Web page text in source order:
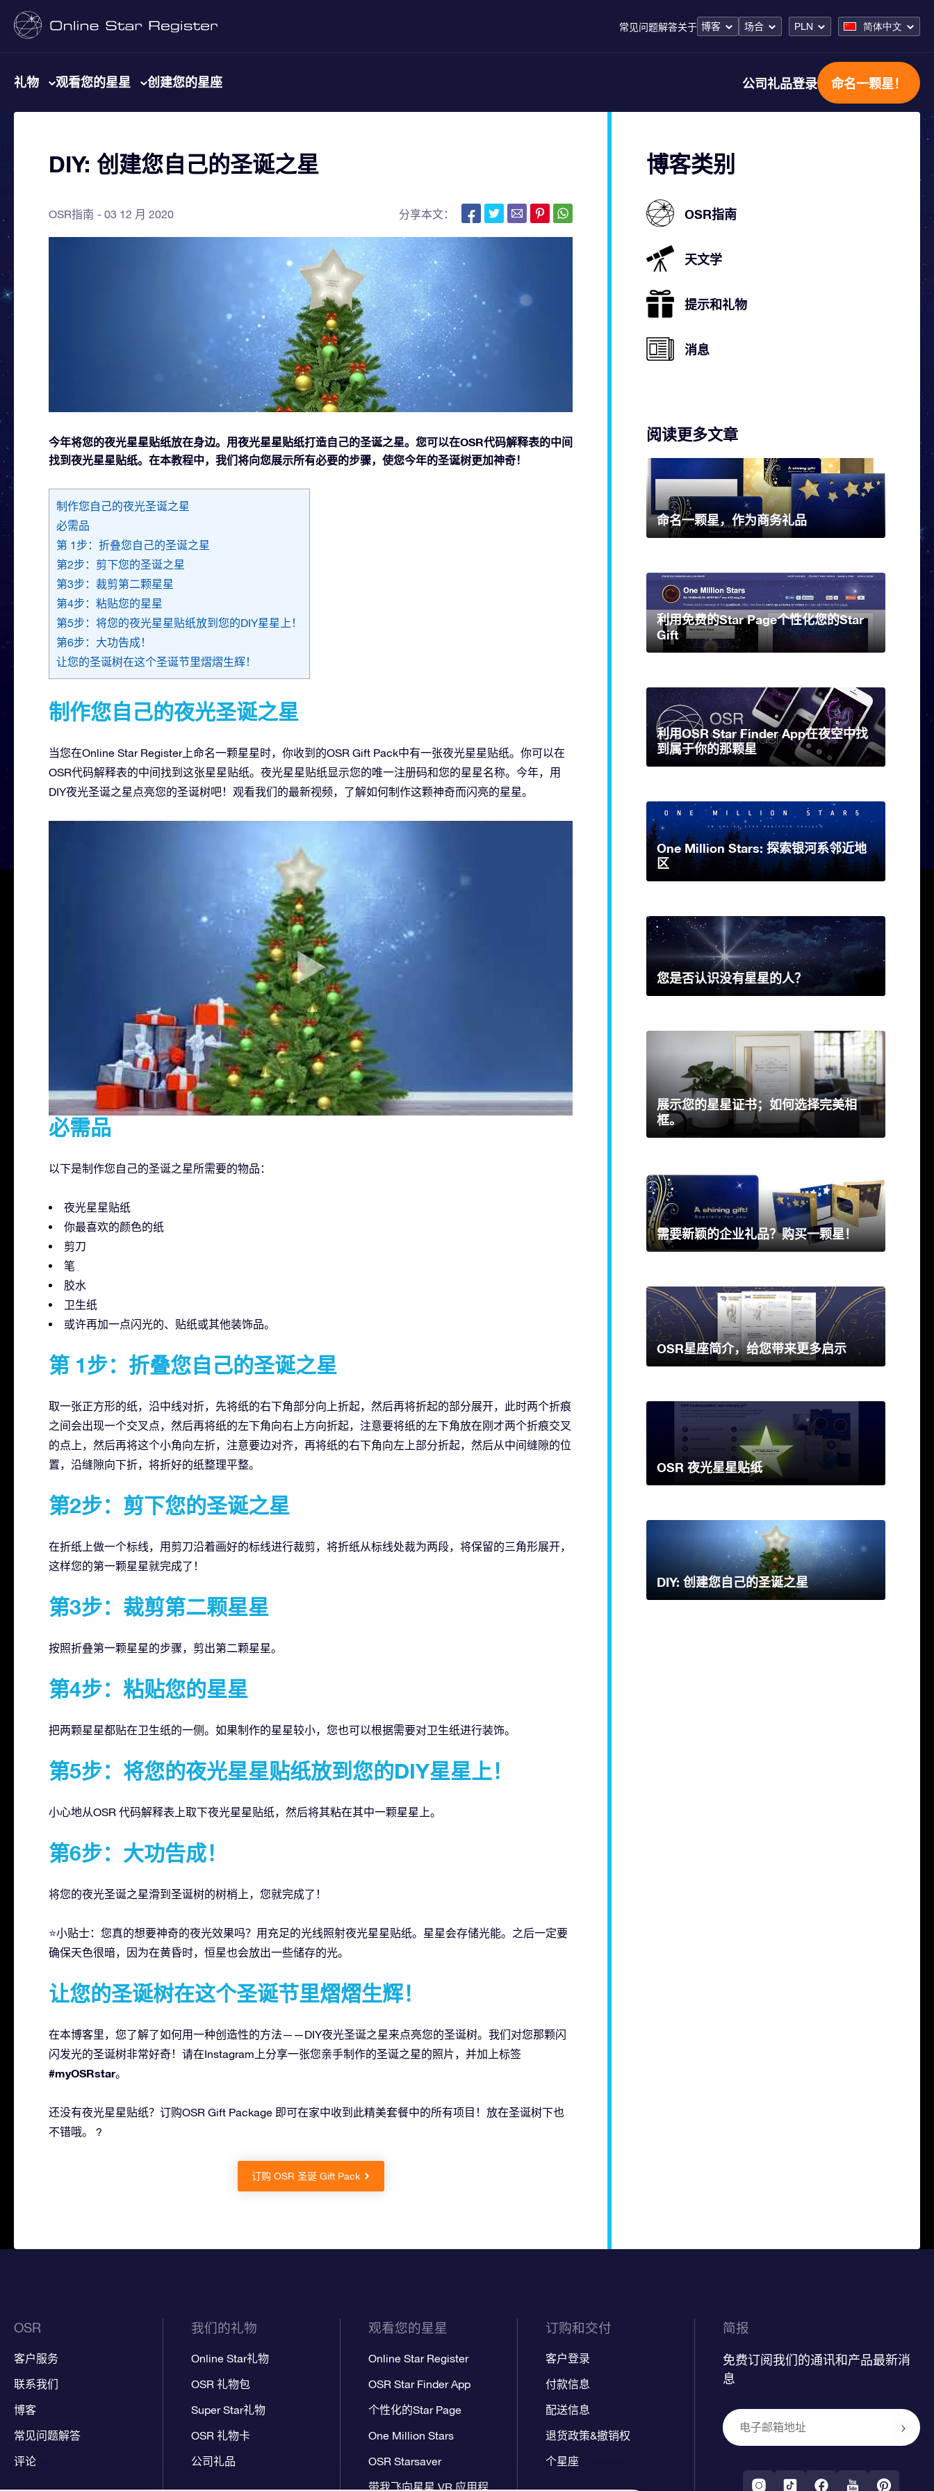
常见问题解答关于 博客 场合 PLN 简体中文
礼物 观看您的星星 创建您的星座 公司礼品登录 命名一颗星！
DIY: 创建您自己的圣诞之星
OSR指南 03 12 月 2020 分享本文：
今年将您的夜光星星贴纸放在身边。用夜光星星贴纸打造自己的圣诞之星。您可以在OSR代码解释表的中间
找到夜光星星贴纸。在本教程中，我们将向您展示所有必要的步骤，使您今年的圣诞树更加神奇！
制作您自己的夜光圣诞之星
必需品
第 1步：折叠您自己的圣诞之星
第2步：剪下您的圣诞之星
第3步：裁剪第二颗星星
第4步：粘贴您的星星
第5步：将您的夜光星星贴纸放到您的DIY星星上！
第6步：大功告成！
让您的圣诞树在这个圣诞节里熠熠生辉！
制作您自己的夜光圣诞之星
当您在Online Star Register上命名一颗星星时，你收到的OSR Gift Pack中有一张夜光星星贴纸。你可以在
OSR代码解释表的中间找到这张星星贴纸。夜光星星贴纸显示您的唯一注册码和您的星星名称。今年，用
DIY夜光圣诞之星点亮您的圣诞树吧！观看我们的最新视频，了解如何制作这颗神奇而闪亮的星星。
必需品
以下是制作您自己的圣诞之星所需要的物品：
夜光星星贴纸
你最喜欢的颜色的纸
剪刀
笔
胶水
卫生纸
或许再加一点闪光的、贴纸或其他装饰品。
第 1步：折叠您自己的圣诞之星
取一张正方形的纸，沿中线对折，先将纸的右下角部分向上折起，然后再将折起的部分展开，此时两个折痕
之间会出现一个交叉点，然后再将纸的左下角向右上方向折起，注意要将纸的左下角放在刚才两个折痕交叉
的点上，然后再将这个小角向左折，注意要边对齐，再将纸的右下角向左上部分折起，然后从中间缝隙的位
置，沿缝隙向下折，将折好的纸整理平整。
第2步：剪下您的圣诞之星
在折纸上做一个标线，用剪刀沿着画好的标线进行裁剪，将折纸从标线处裁为两段，将保留的三角形展开，
这样您的第一颗星星就完成了！
第3步：裁剪第二颗星星
按照折叠第一颗星星的步骤，剪出第二颗星星。
第4步：粘贴您的星星
把两颗星星都贴在卫生纸的一侧。如果制作的星星较小，您也可以根据需要对卫生纸进行装饰。
第5步：将您的夜光星星贴纸放到您的DIY星星上！
小心地从OSR 代码解释表上取下夜光星星贴纸，然后将其粘在其中一颗星星上。
第6步：大功告成！
将您的夜光圣诞之星滑到圣诞树的树梢上，您就完成了！
⭐小贴士：您真的想要神奇的夜光效果吗？用充足的光线照射夜光星星贴纸。星星会存储光能。之后一定要
确保天色很暗，因为在黄昏时，恒星也会放出一些储存的光。
让您的圣诞树在这个圣诞节里熠熠生辉！
在本博客里，您了解了如何用一种创造性的方法——DIY夜光圣诞之星来点亮您的圣诞树。我们对您那颗闪
闪发光的圣诞树非常好奇！请在Instagram上分享一张您亲手制作的圣诞之星的照片，并加上标签
#myOSRstar。
还没有夜光星星贴纸？订购OSR Gift Package 即可在家中收到此精美套餐中的所有项目！放在圣诞树下也
不错哦。 ?
订购 OSR 圣诞 Gift Pack
博客类别
OSR指南
天文学
提示和礼物
消息
阅读更多文章
命名一颗星，作为商务礼品
利用免费的Star Page个性化您的Star
Gift
利用OSR Star Finder App在夜空中找
到属于你的那颗星
One Million Stars: 探索银河系邻近地
区
您是否认识没有星星的人？
展示您的星星证书；如何选择完美相
框。
需要新颖的企业礼品？购买一颗星！
OSR星座简介，给您带来更多启示
OSR 夜光星星贴纸
DIY: 创建您自己的圣诞之星
OSR
客户服务
联系我们
博客
常见问题解答
评论
我们的礼物
Online Star礼物
OSR 礼物包
Super Star礼物
OSR 礼物卡
公司礼品
观看您的星星
Online Star Register
OSR Star Finder App
个性化的Star Page
One Million Stars
OSR Starsaver
带我飞向星星 VR 应用程
订购和交付
客户登录
付款信息
配送信息
退货政策&撤销权
个星座
简报
免费订阅我们的通讯和产品最新消
息